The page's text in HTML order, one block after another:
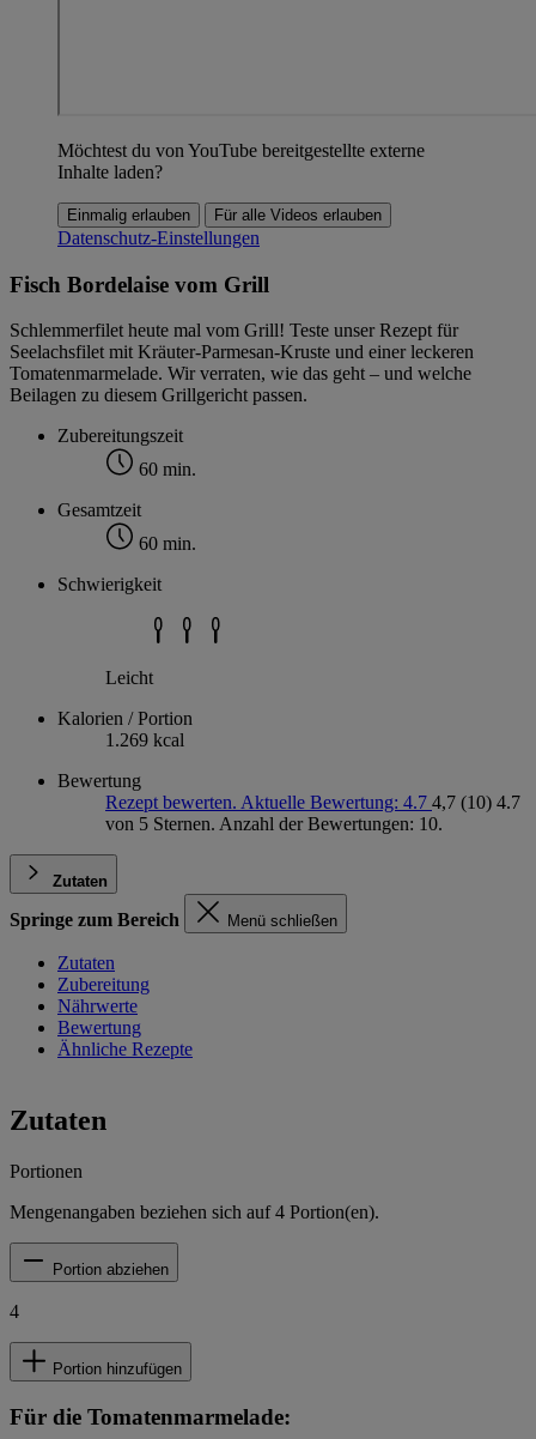
Möchtest du von YouTube bereitgestellte externe
Inhalte laden?
Einmalig erlauben Für alle Videos erlauben
Datenschutz-Einstellungen
Fisch Bordelaise vom Grill
Schlemmerfilet heute mal vom Grill! Teste unser Rezept für
Seelachsfilet mit Kräuter-Parmesan-Kruste und einer leckeren
Tomatenmarmelade. Wir verraten, wie das geht – und welche
Beilagen zu diesem Grillgericht passen.
Zubereitungszeit
60 min.
Gesamtzeit
60 min.
Schwierigkeit
Leicht
Kalorien / Portion
1.269 kcal
Bewertung
Rezept bewerten. Aktuelle Bewertung: 4.7 4,7 (10) 4.7
von 5 Sternen. Anzahl der Bewertungen: 10.
Zutaten
Springe zum Bereich Menü schließen
Zutaten
Zubereitung
Nährwerte
Bewertung
Ähnliche Rezepte
Zutaten
Portionen
Mengenangaben beziehen sich auf4 Portion(en).
Portion abziehen
4
Portion hinzufügen
Für die Tomatenmarmelade: